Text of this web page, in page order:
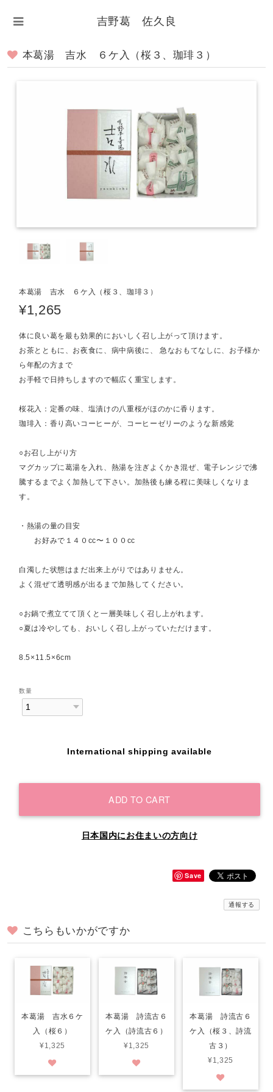
吉野葛 佐久良
本葛湯 吉水 ６ケ入（桜３、珈琲３）
本葛湯 吉水 ６ケ入（桜３、珈琲３）
¥1,265
体に良い葛を最も効果的においしく召し上がって頂けます。
お茶とともに、お夜食に、病中病後に、 急なおもてなしに、お子様か
ら年配の方まで
お手軽で日持ちしますので幅広く重宝します。
桜花入：定番の味、塩漬けの八重桜がほのかに香ります。
珈琲入：香り高いコーヒーが、コーヒーゼリーのような新感覚
○お召し上がり方
マグカップに葛湯を入れ、熱湯を注ぎよくかき混ぜ、電子レンジで沸
騰するまでよく加熱して下さい。加熱後も練る程に美味しくなりま
す。
・熱湯の量の目安
お好みで１４０cc〜１００cc
白濁した状態はまだ出来上がりではありません。
よく混ぜて透明感が出るまで加熱してください。
○お鍋で煮立てて頂くと一層美味しく召し上がれます。
○夏は冷やしても、おいしく召し上がっていただけます。
8.5×11.5×6cm
数量
International shipping available
ADD TO CART
日本国内にお住まいの方向け
Save
通報する
こちらもいかがですか
本葛湯 吉水６ケ
入（桜６）
¥1,325
本葛湯 詩流古６
ケ入（詩流古６）
¥1,325
本葛湯 詩流古６
ケ入（桜３、詩流
古３）
¥1,325